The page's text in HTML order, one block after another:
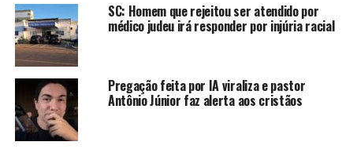
SC: Homem que rejeitou ser atendido por
médico judeu irá responder por injúria racial
Pregação feita por IA viraliza e pastor
Antônio Júnior faz alerta aos cristãos